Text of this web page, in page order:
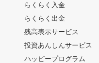
らくらく入金
らくらく出金
残高表示サービス
投資あんしんサービス
ハッピープログラム